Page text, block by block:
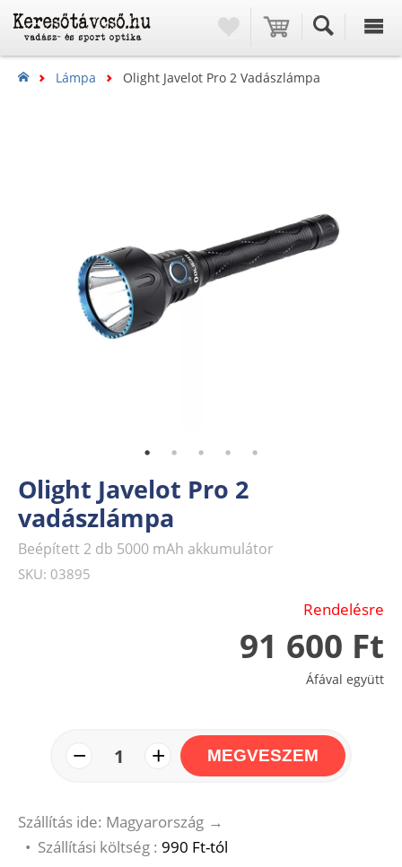
Lámpa Olight Javelot Pro 2 Vadászlámpa
Olight Javelot Pro 2
vadászlámpa
Beépített 2 db 5000 mAh akkumulátor
SKU: 03895
Rendelésre
91 600 Ft
Áfával együtt
− 1 + MEGVESZEM
Szállítás ide: Magyarország →
• Szállítási költség : 990 Ft-tól